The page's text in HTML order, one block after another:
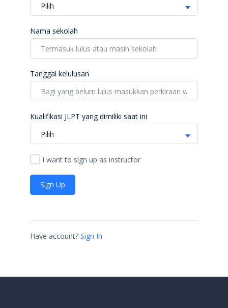
Pilih
Nama sekolah
Tanggal kelulusan
Kualifikasi JLPT yang dimiliki saat ini
Pilih
I want to sign up as instructor
Sign Up
Have account? Sign In